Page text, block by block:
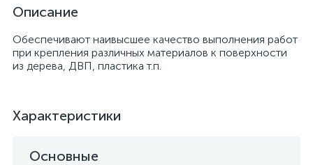
Описание
Обеспечивают наивысшее качество выполнения работ
при крепления различных материалов к поверхности
из дерева, ДВП, пластика т.п.
Характеристики
Основные